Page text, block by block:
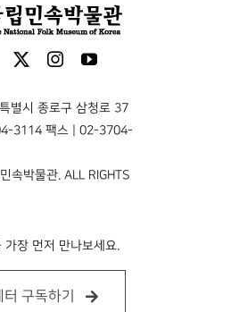
별시 종로구 삼청로 37
3114 팩스 | 02-3704-
속박물관. ALL RIGHTS
가장 먼저 만나보세요.
구독하기